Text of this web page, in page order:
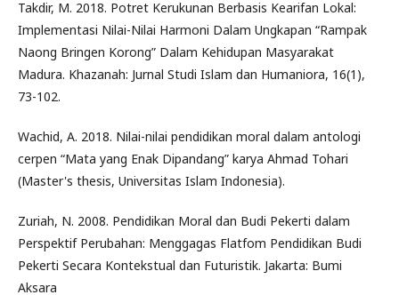
Takdir, M. 2018. Potret Kerukunan Berbasis Kearifan Lokal:
Implementasi Nilai-Nilai Harmoni Dalam Ungkapan “Rampak
Naong Bringen Korong” Dalam Kehidupan Masyarakat
Madura. Khazanah: Jurnal Studi Islam dan Humaniora, 16(1),
73-102.
Wachid, A. 2018. Nilai-nilai pendidikan moral dalam antologi
cerpen “Mata yang Enak Dipandang” karya Ahmad Tohari
(Master's thesis, Universitas Islam Indonesia).
Zuriah, N. 2008. Pendidikan Moral dan Budi Pekerti dalam
Perspektif Perubahan: Menggagas Flatfom Pendidikan Budi
Pekerti Secara Kontekstual dan Futuristik. Jakarta: Bumi
Aksara